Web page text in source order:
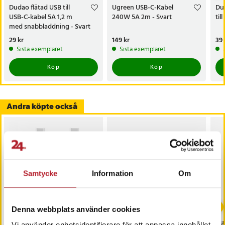
Samtycke Information Om
Denna webbplats använder cookies
Dudao flätad USB till
USB-C-kabel 5A 1,2 m
med snabbladdning - Svart
Pris:
29 kr
Sista exemplaret
Köp
Ugreen USB-C-Kabel
240W 5A 2m - Svart
Pris:149 kr
149 kr
Sista exemplaret
Köp
till
39
Andra köpte också
Dudao Flätad USB-C- Dudao USB-Kabel - USB